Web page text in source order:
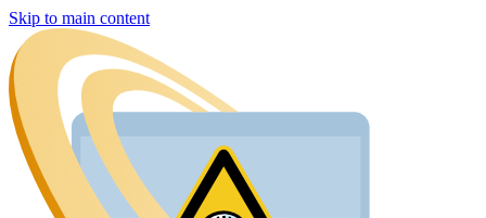
Skip to main content